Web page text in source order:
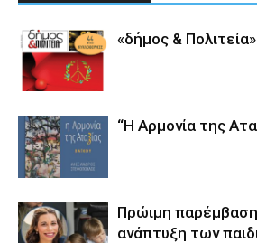
«δήμος &
“Η Αρμονία της
Πρώιμη
ανάπτυξη των